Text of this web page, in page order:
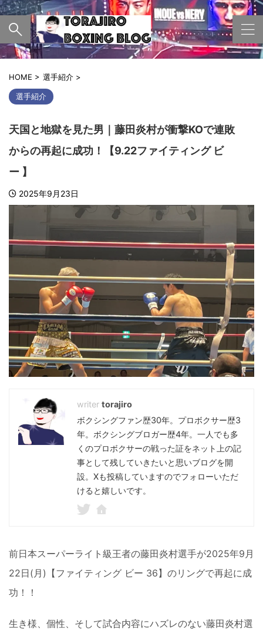
HOME > 選手紹介 >
選手紹介
天国と地獄を見た男｜藤田炎村が衝撃KOで連敗
からの再起に成功！【9.22ファイティング ビ
ー 】
2025年9月23日
torajiro
ボクシングファン歴30年。プロボクサー歴3
年。ボクシングブロガー歴4年。一人でも多
くのプロボクサーの戦った証をネット上の記
事として残していきたいと思いブログを開
設。Xも投稿していますのでフォローいただ
けると嬉しいです。
前日本スーパーライト級王者の藤田炎村選手が2025年9月
22日(月)【ファイティング ビー 36】のリングで再起に成
功！！
生き様、個性、そして試合内容にハズレのない藤田炎村選